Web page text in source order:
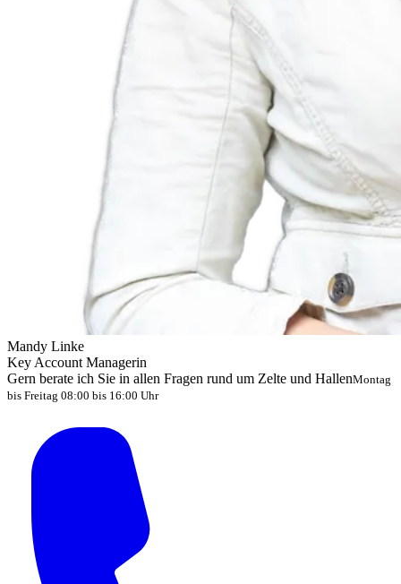
Mandy Linke
Key Account Managerin
Gern berate ich Sie in allen Fragen rund um Zelte und HallenMontag
bis Freitag 08:00 bis 16:00 Uhr